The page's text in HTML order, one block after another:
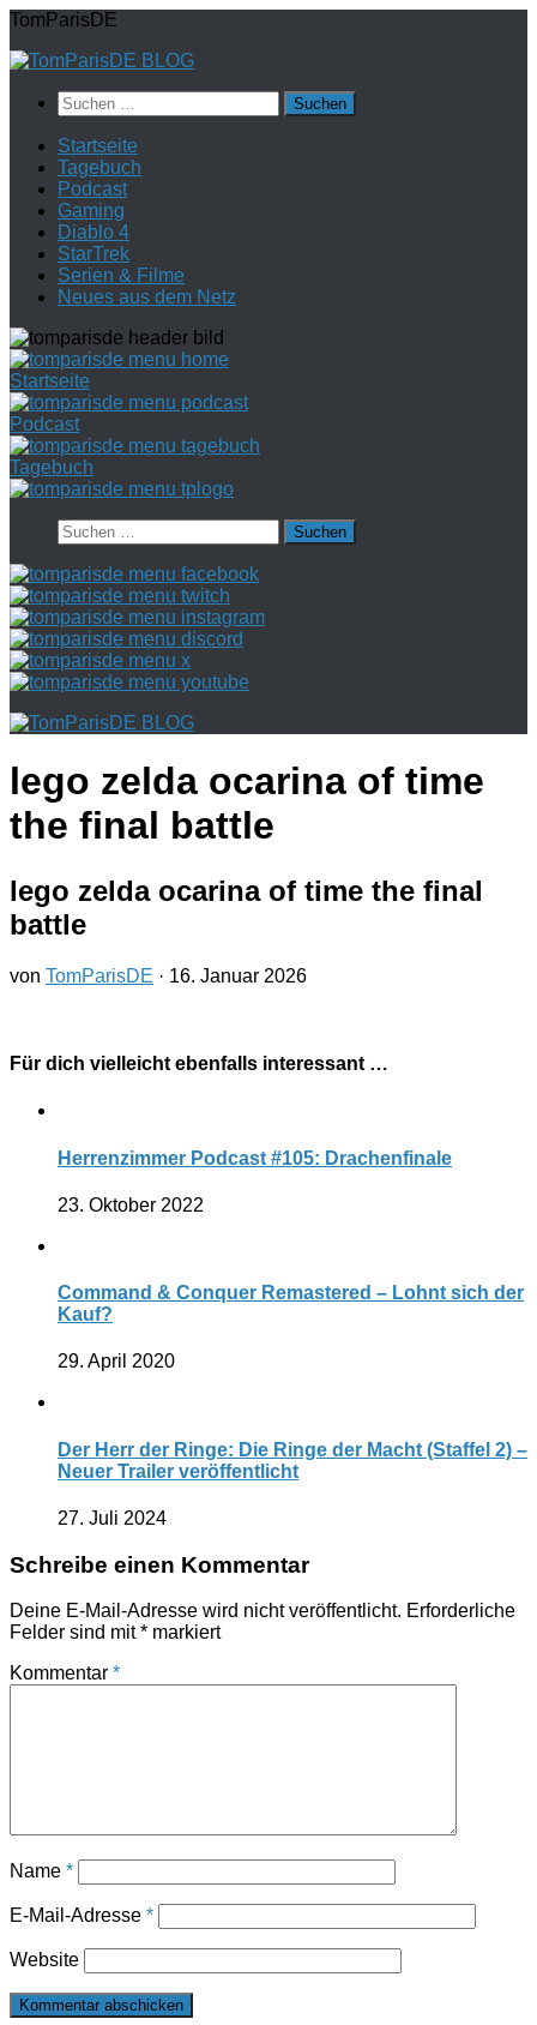
Zum
springen
TomParisDE
Suchen
nach:
Startseite
Tagebuch
Podcast
Gaming
Diablo 4
StarTrek
Serien & Filme
Neues aus dem Netz
Startseite
Podcast
Tagebuch
Suchen
nach:
lego zelda ocarina of time
the final battle
lego zelda ocarina of time the final
battle
von TomParisDE · 16. Januar 2026
Für dich vielleicht ebenfalls interessant …
Herrenzimmer Podcast #105: Drachenfinale
23. Oktober 2022
Command & Conquer Remastered – Lohnt sich der
Kauf?
29. April 2020
Der Herr der Ringe: Die Ringe der Macht (Staffel 2) –
Neuer Trailer veröffentlicht
27. Juli 2024
Schreibe einen Kommentar
Deine E-Mail-Adresse wird nicht veröffentlicht. Erforderliche
Felder sind mit* markiert
Kommentar *
Name *
E-Mail-Adresse *
Website